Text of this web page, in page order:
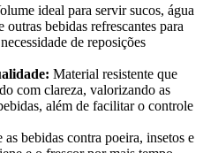
ideal para servir sucos, água
outras bebidas refrescantes para
de reposições
Material resistente que
com clareza, valorizando as
além de facilitar o controle
as bebidas contra poeira, insetos e